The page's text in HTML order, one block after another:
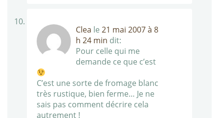
Clea le 21 mai 2007 à 8
h 24 min dit:
Pour celle qui me
demande ce que c’est
C’est une sorte de fromage blanc
très rustique, bien ferme… Je ne
sais pas comment décrire cela
autrement !